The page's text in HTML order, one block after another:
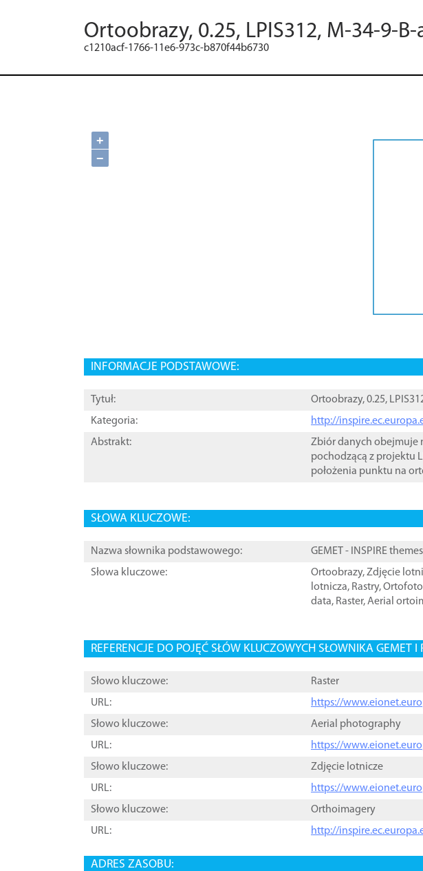
Ortoobrazy, 0.25, LPIS312, M-34-9-B-
c1210acf-1766-11e6-973c-b870f44b6730
+
−
INFORMACJE PODSTAWOWE:
Tytuł:
Ortoobrazy, 0.25,
Kategoria:
http://
Abstrakt:
Zbiór danych obejmuje
pochodzącą z projektu
położenia punktu na
SŁOWA KLUCZOWE:
Nazwa słownika podstawowego:
GEMET - INSPIRE
Słowa kluczowe:
Ortoobrazy,Zdjęcie
lotnicza, Rastry,
data, Raster,Aerial
REFERENCJE DO POJĘĆ SŁÓW KLUCZOWYCH SŁOWNIKA GEMET I
Słowo kluczowe:
Raster
URL:
https://
Słowo kluczowe:
Aerial photography
URL:
https://
Słowo kluczowe:
Zdjęcie lotnicze
URL:
https://
Słowo kluczowe:
Orthoimagery
URL:
http://
ADRES ZASOBU: